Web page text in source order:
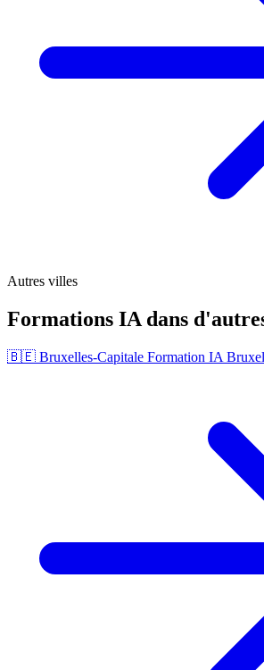
Autres villes
Formations IA dans
🇧🇪 Bruxelles-Capitale Formation IA